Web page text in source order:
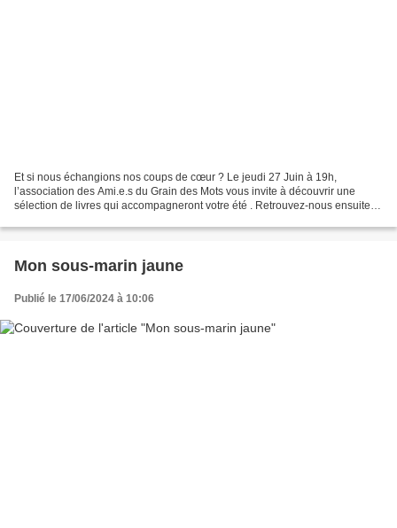
Et si nous échangions nos coups de cœur ? Le jeudi 27 Juin à 19h,
l’association des Ami.e.s du Grain des Mots vous invite à découvrir une
sélection de livres qui accompagneront votre été . Retrouvez-nous ensuite
Mon sous-marin jaune
Publié le 17/06/2024 à 10:06